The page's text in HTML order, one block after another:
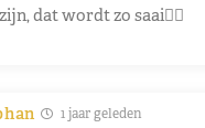
dat wordt zo saai🤷‍♀️
1 jaar geleden